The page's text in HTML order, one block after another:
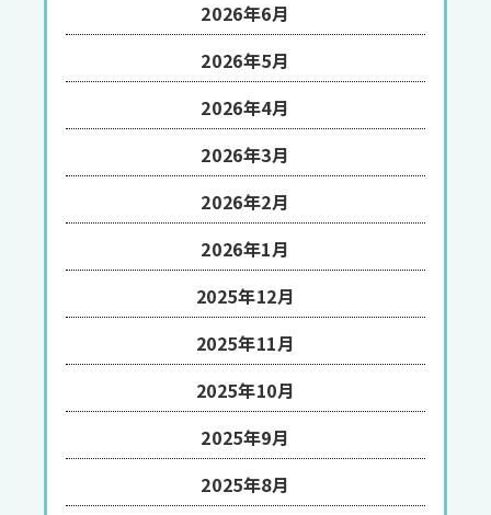
2026年6月
2026年5月
2026年4月
2026年3月
2026年2月
2026年1月
2025年12月
2025年11月
2025年10月
2025年9月
2025年8月